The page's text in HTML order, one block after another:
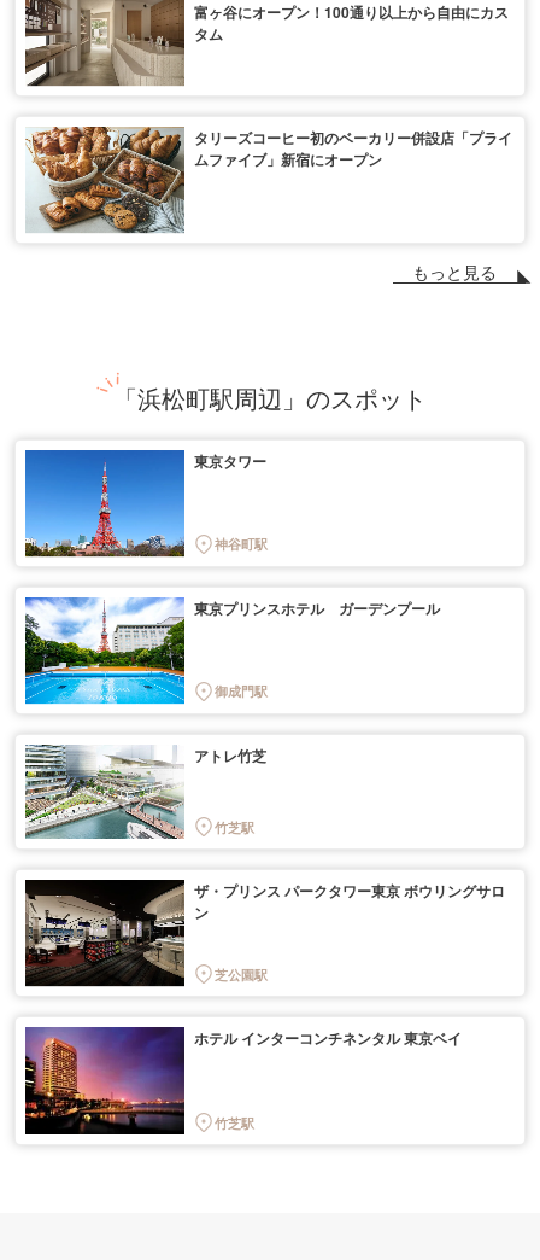
富ヶ谷にオープン！100通り以上から自由にカス
タム
タリーズコーヒー初のベーカリー併設店「プライ
ムファイブ」新宿にオープン
もっと見る
「浜松町駅周辺」のスポット
東京タワー
神谷町駅
東京プリンスホテル ガーデンプール
御成門駅
アトレ竹芝
竹芝駅
ザ・プリンス パークタワー東京 ボウリングサロ
ン
芝公園駅
ホテル インターコンチネンタル 東京ベイ
竹芝駅